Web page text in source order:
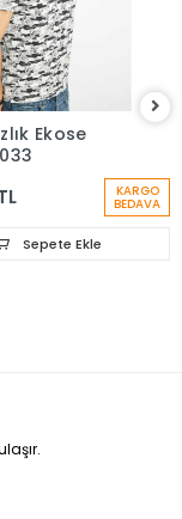
Ekose
KARGO
BEDAVA
Sepete Ekle